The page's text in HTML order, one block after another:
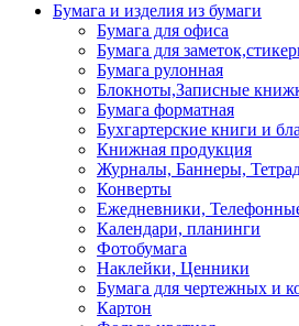
Бумага и изделия из бумаги
Бумага для офиса
Бумага для
Бумага рулонная
Блокноты,Записные
Бумага форматная
Бухгартерские книги и
Книжная продукция
Журналы, Баннеры,
Конверты
Ежедневники,
Календари, планинги
Фотобумага
Наклейки, Ценники
Бумага для чертежных и
Картон